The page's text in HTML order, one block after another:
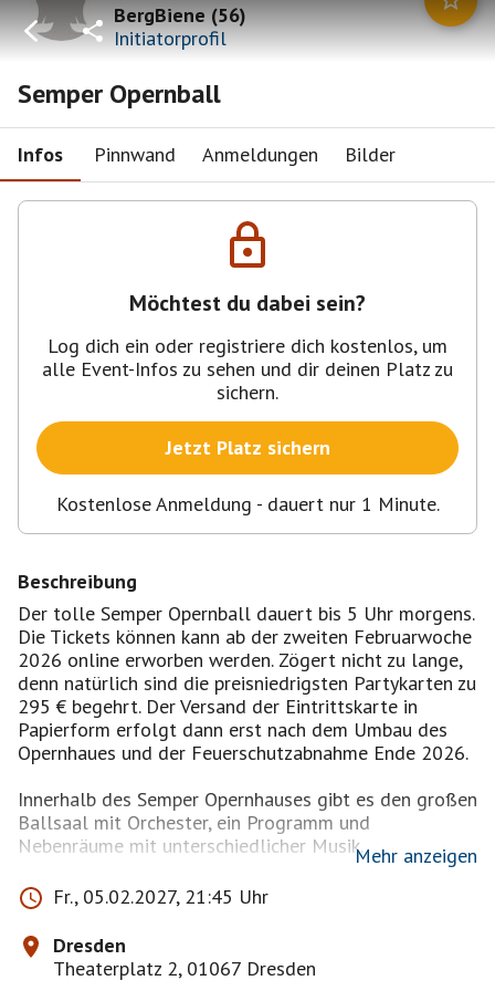
BergBiene(56)
Initiatorprofil
Semper Opernball
Infos Pinnwand Anmeldungen Bilder
Möchtest du dabei sein?
Log dich ein oder registriere dich kostenlos, um
alle Event-Infos zu sehen und dir deinen Platz zu
sichern.
Jetzt Platz sichern
Kostenlose Anmeldung - dauert nur 1 Minute.
Beschreibung
Der tolle Semper Opernball dauert bis 5 Uhr morgens.
Die Tickets können kann ab der zweiten Februarwoche
2026 online erworben werden. Zögert nicht zu lange,
denn natürlich sind die preisniedrigsten Partykarten zu
295 € begehrt. Der Versand der Eintrittskarte in
Papierform erfolgt dann erst nach dem Umbau des
Opernhaues und der Feuerschutzabnahme Ende 2026.
Innerhalb des Semper Opernhauses gibt es den großen
Ballsaal mit Orchester, ein Programm und
Nebenräume mit unterschiedlicher Musik.
Sehr wichtig: Dresscode !
Damen: Ballrobe oder bodenlanges Abendkleid
Herren: Frack mit Dekoration, Frack, Smoking oder
Gala-Uniform; Frack-Masche, Smoking-Masche (keine
Krawatte !!!)
Mehr anzeigen
Fr., 05.02.2027, 21:45 Uhr
Dresden
Theaterplatz 2, 01067 Dresden